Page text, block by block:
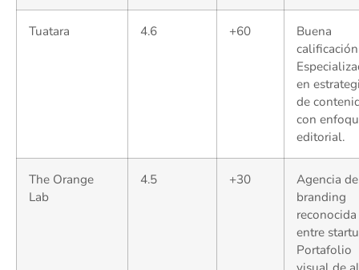
Tuatara 4.6 +60
Buena
en
de
con
editorial.
The Orange
Lab
4.5 +30
Agencia de
branding
reconocida
entre
Portafolio